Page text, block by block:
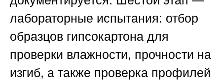
лабораторные испытания: отбор
образцов гипсокартона для
проверки влажности, прочности на
изгиб, а также проверка профилей